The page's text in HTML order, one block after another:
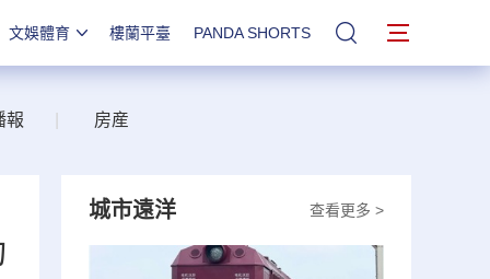
文娛體育 樓蘭平臺 PANDA SHORTS 站內搜索
報 房産
查看更多 >
城市遠洋